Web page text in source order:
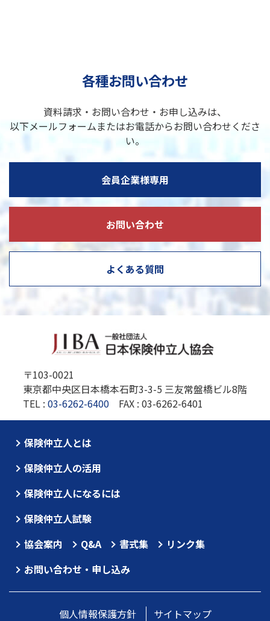
各種お問い合わせ
資料請求・お問い合わせ・お申し込みは、
以下メールフォームまたはお電話からお問い合わせくださ
い。
会員企業様専用
お問い合わせ
よくある質問
〒103-0021
東京都中央区日本橋本石町3-3-5 三友常盤橋ビル8階
TEL : 03-6262-6400 FAX : 03-6262-6401
保険仲立人とは
保険仲立人の活用
保険仲立人になるには
保険仲立人試験
協会案内
Q&A 書式集
リンク集
お問い合わせ・申し込み
個人情報保護方針 サイトマップ